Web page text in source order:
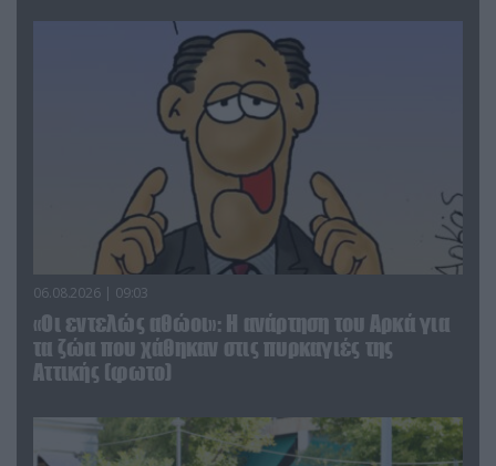
06.08.2026 | 09:03
«Οι εντελώς αθώοι»: Η ανάρτηση του Αρκά για
τα ζώα που χάθηκαν στις πυρκαγιές της
Αττικής (φωτο)